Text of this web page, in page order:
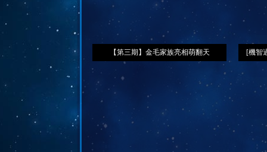
【第三期】金毛家族亮相萌翻天 [機智